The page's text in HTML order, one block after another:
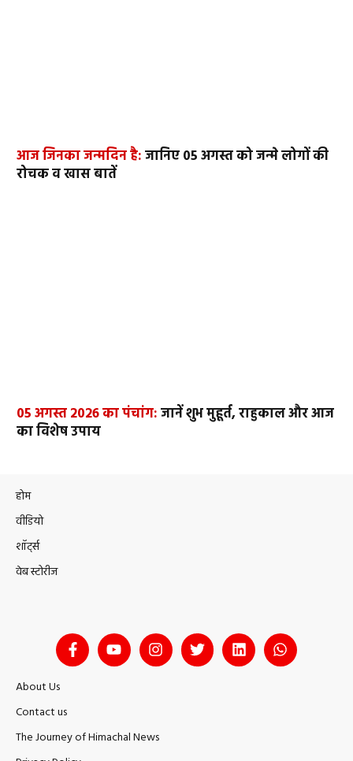
आज जिनका जन्मदिन है:जानिए 05 अगस्त को जन्मे लोगों की
रोचक व खास बातें
05 अगस्त 2026 का पंचांग:जानें शुभ मुहूर्त, राहुकाल और आज
का विशेष उपाय
होम
वीडियो
शॉर्ट्स
वेब स्टोरीज
About Us
Contact us
The Journey of Himachal News